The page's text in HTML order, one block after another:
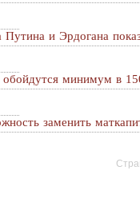
и Эрдогана
минимум в
заменить